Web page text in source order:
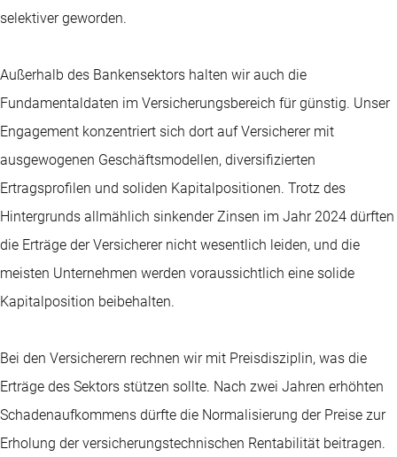
selektiver geworden.
Außerhalb des Bankensektors halten wir auch die
Fundamentaldaten im Versicherungsbereich für günstig. Unser
Engagement konzentriert sich dort auf Versicherer mit
ausgewogenen Geschäftsmodellen, diversifizierten
Ertragsprofilen und soliden Kapitalpositionen. Trotz des
Hintergrunds allmählich sinkender Zinsen im Jahr 2024 dürften
die Erträge der Versicherer nicht wesentlich leiden, und die
meisten Unternehmen werden voraussichtlich eine solide
Kapitalposition beibehalten.
Bei den Versicherern rechnen wir mit Preisdisziplin, was die
Erträge des Sektors stützen sollte. Nach zwei Jahren erhöhten
Schadenaufkommens dürfte die Normalisierung der Preise zur
Erholung der versicherungstechnischen Rentabilität beitragen.